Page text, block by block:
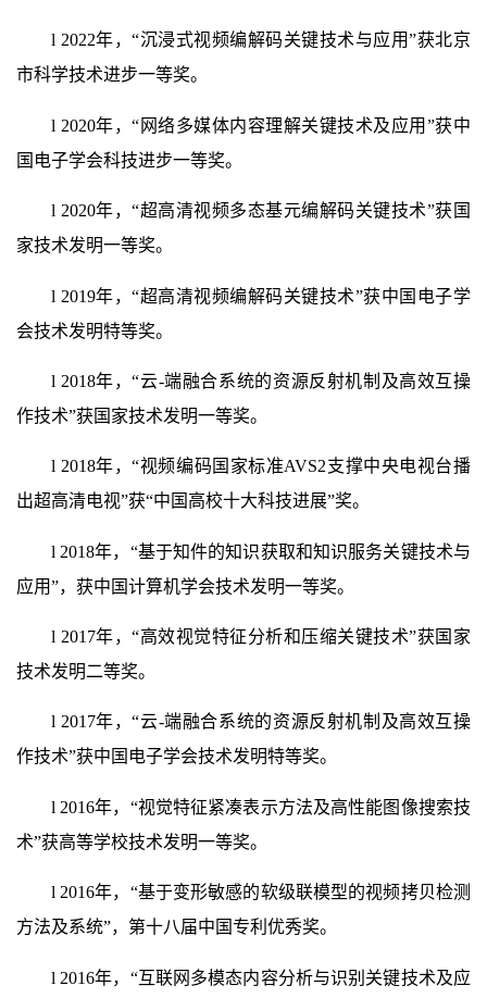
l 2022年，“沉浸式视频编解码关键技术与应用”获北京
市科学技术进步一等奖。
l 2020年，“网络多媒体内容理解关键技术及应用”获中
国电子学会科技进步一等奖。
l 2020年，“超高清视频多态基元编解码关键技术”获国
家技术发明一等奖。
l 2019年，“超高清视频编解码关键技术”获中国电子学
会技术发明特等奖。
l 2018年，“云-端融合系统的资源反射机制及高效互操
作技术”获国家技术发明一等奖。
l 2018年，“视频编码国家标准AVS2支撑中央电视台播
出超高清电视”获“中国高校十大科技进展”奖。
l 2018年，“基于知件的知识获取和知识服务关键技术与
应用”，获中国计算机学会技术发明一等奖。
l 2017年，“高效视觉特征分析和压缩关键技术”获国家
技术发明二等奖。
l 2017年，“云-端融合系统的资源反射机制及高效互操
作技术”获中国电子学会技术发明特等奖。
l 2016年，“视觉特征紧凑表示方法及高性能图像搜索技
术”获高等学校技术发明一等奖。
l 2016年，“基于变形敏感的软级联模型的视频拷贝检测
方法及系统”，第十八届中国专利优秀奖。
l 2016年，“互联网多模态内容分析与识别关键技术及应